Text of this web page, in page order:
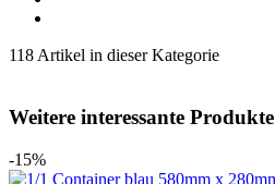
118 Artikel in dieser Kategorie
Weitere interessante Produkte
-15%